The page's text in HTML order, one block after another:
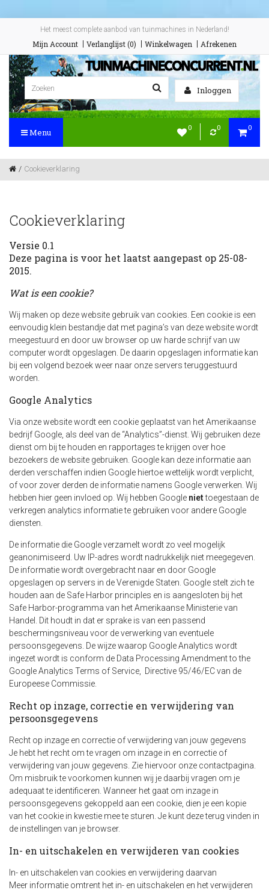
Het meest complete aanbod van tuinmachines in Nederland!
Mijn Account Verlanglijst (0) Winkelwagen Afrekenen
Inloggen
0 0 0
Menu
Cookieverklaring
Cookieverklaring
Versie 0.1
Deze pagina is voor het laatst aangepast op 25-08-
2015.
Wat is een cookie?
Wij maken op deze website gebruik van cookies. Een cookie is een
eenvoudig klein bestandje dat met pagina’s van deze website wordt
meegestuurd en door uw browser op uw harde schrijf van uw
computer wordt opgeslagen. De daarin opgeslagen informatie kan
bij een volgend bezoek weer naar onze servers teruggestuurd
worden.
Google Analytics
Via onze website wordt een cookie geplaatst van het Amerikaanse
bedrijf Google, als deel van de “Analytics”-dienst. Wij gebruiken deze
dienst om bij te houden en rapportages te krijgen over hoe
bezoekers de website gebruiken. Google kan deze informatie aan
derden verschaffen indien Google hiertoe wettelijk wordt verplicht,
of voor zover derden de informatie namens Google verwerken. Wij
hebben hier geen invloed op. Wij hebben Google niettoegestaan de
verkregen analytics informatie te gebruiken voor andere Google
diensten.
De informatie die Google verzamelt wordt zo veel mogelijk
geanonimiseerd. Uw IP-adres wordt nadrukkelijk niet meegegeven.
De informatie wordt overgebracht naar en door Google
opgeslagen op servers in de Verenigde Staten. Google stelt zich te
houden aan de Safe Harbor principles en is aangesloten bij het
Safe Harbor-programma van het Amerikaanse Ministerie van
Handel. Dit houdt in dat er sprake is van een passend
beschermingsniveau voor de verwerking van eventuele
persoonsgegevens. De wijze waarop Google Analytics wordt
ingezet wordt is conform de Data Processing Amendment to the
Google Analytics Terms of Service, Directive 95/46/EC van de
Europeese Commissie.
Recht op inzage, correctie en verwijdering van
persoonsgegevens
Recht op inzage en correctie of verwijdering van jouw gegevens
Je hebt het recht om te vragen om inzage in en correctie of
verwijdering van jouw gegevens. Zie hiervoor onze contactpagina.
Om misbruik te voorkomen kunnen wij je daarbij vragen om je
adequaat te identificeren. Wanneer het gaat om inzage in
persoonsgegevens gekoppeld aan een cookie, dien je een kopie
van het cookie in kwestie mee te sturen. Je kunt deze terug vinden in
de instellingen van je browser.
In- en uitschakelen en verwijderen van cookies
In- en uitschakelen van cookies en verwijdering daarvan
Meer informatie omtrent het in- en uitschakelen en het verwijderen